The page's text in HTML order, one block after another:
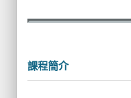
課程簡介